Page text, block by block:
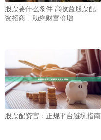
股票要什么条件 高收益股票配
资招商，助您财富倍增
股票配资官：正规平台避坑指南